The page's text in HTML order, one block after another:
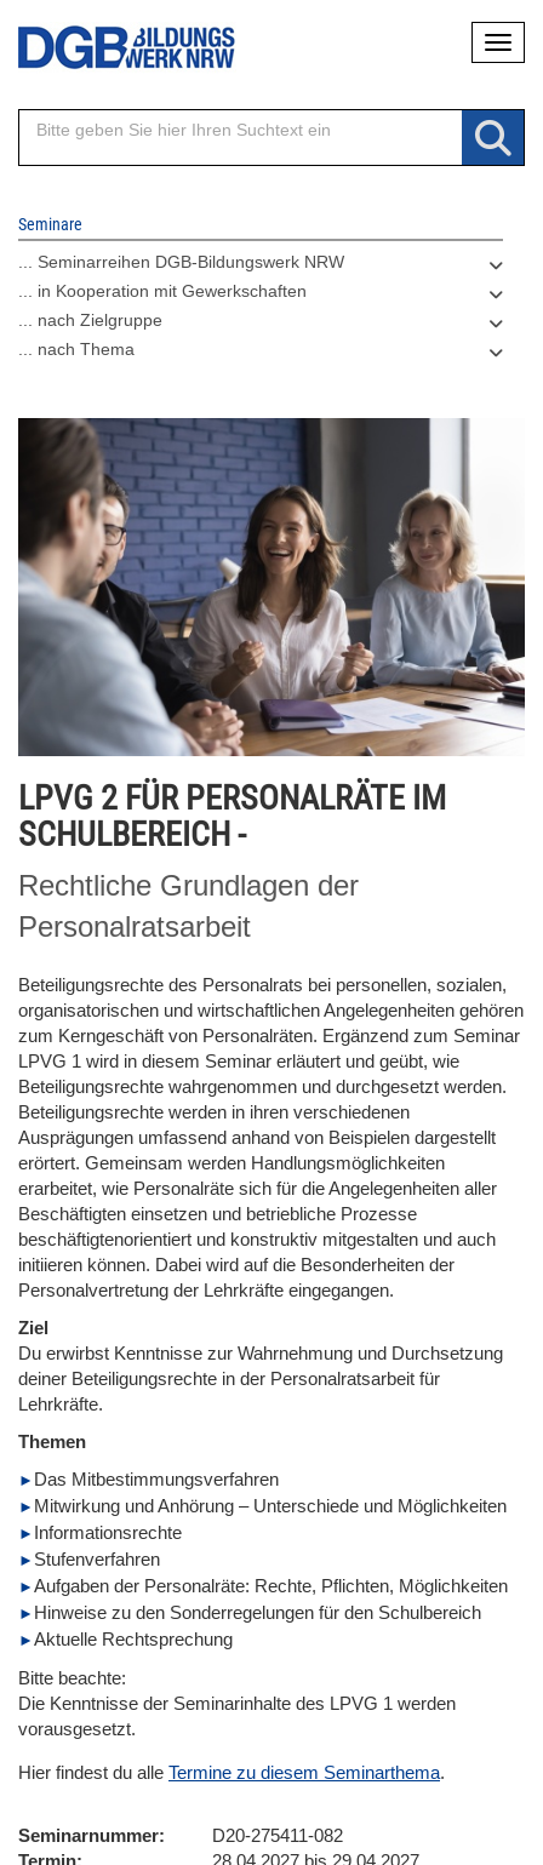
Direkt
Inhalt
Seminare
... Seminarreihen DGB-Bildungswerk NRW
... in Kooperation mit Gewerkschaften
... nach Zielgruppe
... nach Thema
LPVG 2 FÜR PERSONALRÄTE IM
SCHULBEREICH -
Rechtliche Grundlagen der
Personalratsarbeit
Beteiligungsrechte des Personalrats bei personellen, sozialen,
organisatorischen und wirtschaftlichen Angelegenheiten gehören
zum Kerngeschäft von Personalräten. Ergänzend zum Seminar
LPVG 1 wird in diesem Seminar erläutert und geübt, wie
Beteiligungsrechte wahrgenommen und durchgesetzt werden.
Beteiligungsrechte werden in ihren verschiedenen
Ausprägungen umfassend anhand von Beispielen dargestellt
erörtert. Gemeinsam werden Handlungsmöglichkeiten
erarbeitet, wie Personalräte sich für die Angelegenheiten aller
Beschäftigten einsetzen und betriebliche Prozesse
beschäftigtenorientiert und konstruktiv mitgestalten und auch
initiieren können. Dabei wird auf die Besonderheiten der
Personalvertretung der Lehrkräfte eingegangen.
Ziel
Du erwirbst Kenntnisse zur Wahrnehmung und Durchsetzung
deiner Beteiligungsrechte in der Personalratsarbeit für
Lehrkräfte.
Themen
Das Mitbestimmungsverfahren
Mitwirkung und Anhörung – Unterschiede und Möglichkeiten
Informationsrechte
Stufenverfahren
Aufgaben der Personalräte: Rechte, Pflichten, Möglichkeiten
Hinweise zu den Sonderregelungen für den Schulbereich
Aktuelle Rechtsprechung
Bitte beachte:
Die Kenntnisse der Seminarinhalte des LPVG 1 werden
vorausgesetzt.
Hier findest du alle Termine zu diesem Seminarthema.
Seminarnummer
D20-275411-082
Termin
28.04.2027 bis 29.04.2027